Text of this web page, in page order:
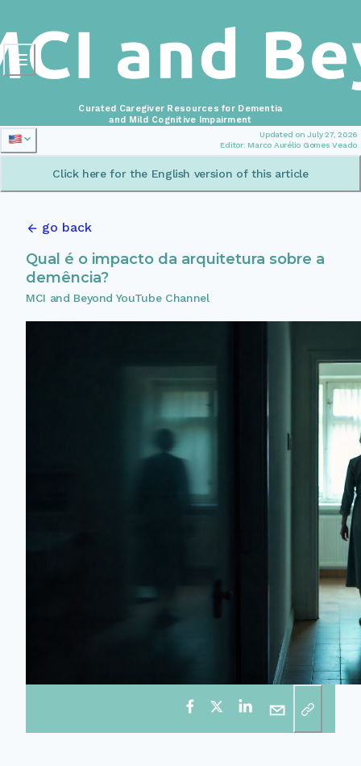
Updated on July 27, 2026
Editor: Marco Aurélio Gomes Veado
Curated Caregiver Resources for Dementia
and Mild Cognitive Impairment
Click here for the English version of this article
go back
Qual é o impacto da arquitetura sobre a
demência?
MCI and Beyond YouTube Channel